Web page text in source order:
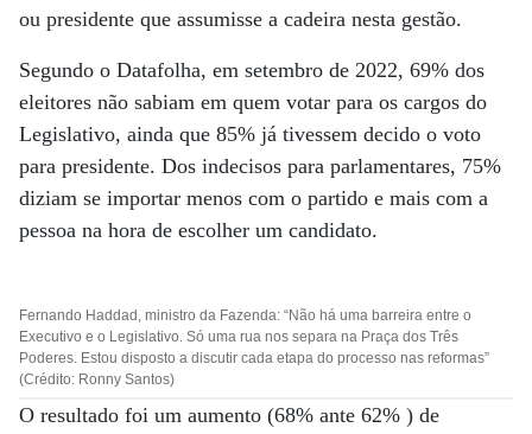
ou presidente que assumisse a cadeira nesta gestão.
Segundo o Datafolha, em setembro de 2022, 69% dos
eleitores não sabiam em quem votar para os cargos do
Legislativo, ainda que 85% já tivessem decido o voto
para presidente. Dos indecisos para parlamentares, 75%
diziam se importar menos com o partido e mais com a
pessoa na hora de escolher um candidato.
Fernando Haddad, ministro da Fazenda: “Não há uma barreira entre o
Executivo e o Legislativo. Só uma rua nos separa na Praça dos Três
Poderes. Estou disposto a discutir cada etapa do processo nas reformas”
(Crédito: Ronny Santos)
O resultado foi um aumento (68% ante 62% ) de